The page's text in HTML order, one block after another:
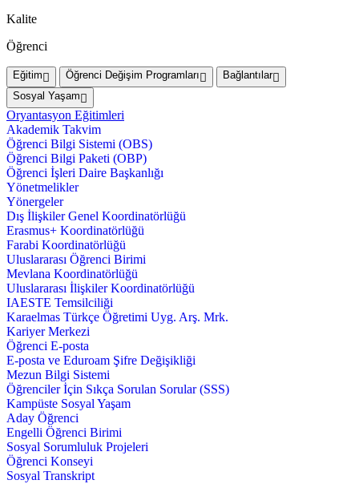
Kalite
Öğrenci
Eğitim Öğrenci Değişim Programları
Bağlantılar
Sosyal Yaşam
Oryantasyon Eğitimleri
Akademik Takvim
Öğrenci Bilgi Sistemi (OBS)
Öğrenci Bilgi Paketi (OBP)
Öğrenci İşleri Daire Başkanlığı
Yönetmelikler
Yönergeler
Dış İlişkiler Genel Koordinatörlüğü
Erasmus+ Koordinatörlüğü
Farabi Koordinatörlüğü
Uluslararası Öğrenci Birimi
Mevlana Koordinatörlüğü
Uluslararası İlişkiler Koordinatörlüğü
IAESTE Temsilciliği
Karaelmas Türkçe Öğretimi Uyg. Arş. Mrk.
Kariyer Merkezi
Öğrenci E-posta
E-posta ve Eduroam Şifre Değişikliği
Mezun Bilgi Sistemi
Öğrenciler İçin Sıkça Sorulan Sorular (SSS)
Kampüste Sosyal Yaşam
Aday Öğrenci
Engelli Öğrenci Birimi
Sosyal Sorumluluk Projeleri
Öğrenci Konseyi
Sosyal Transkript